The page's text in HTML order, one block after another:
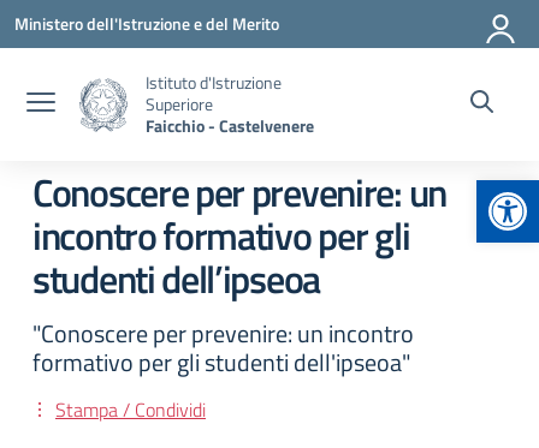
Vai ai contenuti
Vai al menu di navigazione
Vai al footer
Ministero dell'Istruzione e del Merito
Istituto d'Istruzione
Superiore
Faicchio - Castelvenere
Conoscere per prevenire: un
incontro formativo per gli
studenti dell’ipseoa
"Conoscere per prevenire: un incontro
formativo per gli studenti dell'ipseoa"
Stampa / Condividi